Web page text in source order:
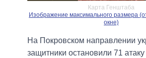
Карта Генштаба
Изображение максимального размера
окне)
На Покровском направлении
защитники остановили 71